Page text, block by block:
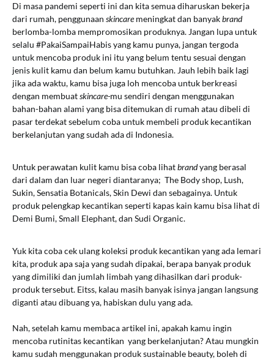
Di masa pandemi seperti ini dan kita semua diharuskan bekerja
dari rumah, penggunaan skincaremeningkat dan banyakbrand
berlomba-lomba mempromosikan produknya. Jangan lupa untuk
selalu #PakaiSampaiHabis yang kamu punya, jangan tergoda
untuk mencoba produk ini itu yang belum tentu sesuai dengan
jenis kulit kamu dan belum kamu butuhkan. Jauh lebih baik lagi
jika ada waktu, kamu bisa juga loh mencoba untuk berkreasi
dengan membuatskincare-mu sendiri dengan menggunakan
bahan-bahan alami yang bisa ditemukan di rumah atau dibeli di
pasar terdekat sebelum coba untuk membeli produk kecantikan
berkelanjutan yang sudah ada di Indonesia.
Untuk perawatan kulit kamu bisa coba lihatbrandyang berasal
dari dalam dan luar negeri diantaranya; The Body shop, Lush,
Sukin, Sensatia Botanicals, Skin Dewi dan sebagainya. Untuk
produk pelengkap kecantikan seperti kapas kain kamu bisa lihat di
Demi Bumi, Small Elephant, dan Sudi Organic.
Yuk kita coba cek ulang koleksi produk kecantikan yang ada lemari
kita, produk apa saja yang sudah dipakai, berapa banyak produk
yang dimiliki dan jumlah limbah yang dihasilkan dari produk-
produk tersebut. Eitss, kalau masih banyak isinya jangan langsung
diganti atau dibuang ya, habiskan dulu yang ada.
Nah, setelah kamu membaca artikel ini, apakah kamu ingin
mencoba rutinitas kecantikan yang berkelanjutan? Atau mungkin
kamu sudah menggunakan produk sustainable beauty, boleh di